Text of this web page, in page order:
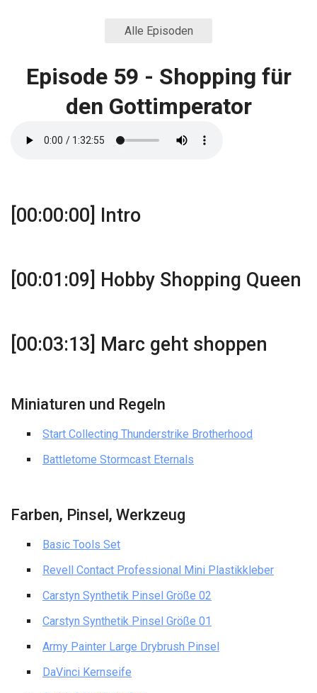
Alle Episoden
Episode 59 - Shopping für
den Gottimperator
[00:00:00] Intro
[00:01:09] Hobby Shopping Queen
[00:03:13] Marc geht shoppen
Miniaturen und Regeln
Start Collecting Thunderstrike Brotherhood
Battletome Stormcast Eternals
Farben, Pinsel, Werkzeug
Basic Tools Set
Revell Contact Professional Mini Plastikkleber
Carstyn Synthetik Pinsel Größe 02
Carstyn Synthetik Pinsel Größe 01
Army Painter Large Drybrush Pinsel
DaVinci Kernseife